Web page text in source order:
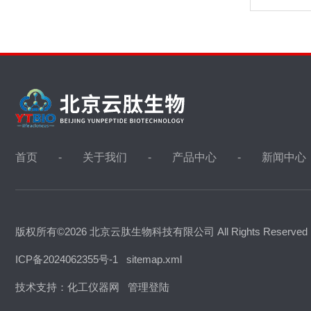
首页 关于我们 产品中心 新闻中心
版权所有©2026 北京云肽生物科技有限公司 All Rights Reserved
ICP备2024062355号-1 sitemap.xml
技术支持： 化工仪器网 管理登陆